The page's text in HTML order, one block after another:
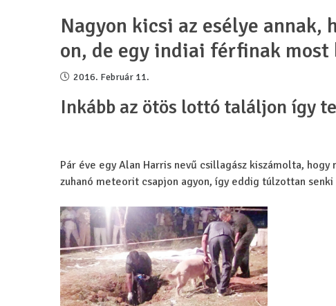
Nagyon kicsi az esélye
on, de egy indiai férfinak
2016. Február 11.
Inkább az ötös lottó találjon így
Pár éve egy Alan Harris nevű csillagász kiszámolta,
zuhanó meteorit csapjon agyon, így eddig túlzottan